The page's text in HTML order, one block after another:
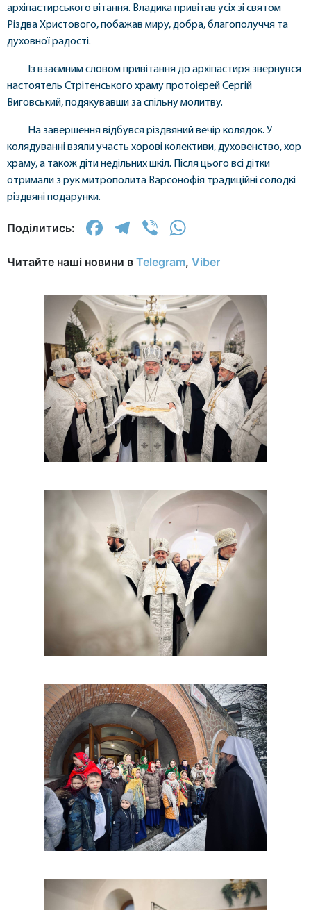
архіпастирського вітання. Владика привітав усіх зі святом
Різдва Христового, побажав миру, добра, благополуччя та
духовної радості.
Із взаємним словом привітання до архіпастиря звернувся
настоятель Стрітенського храму протоієрей Сергій
Виговський, подякувавши за спільну молитву.
На завершення відбувся різдвяний вечір колядок. У
колядуванні взяли участь хорові колективи, духовенство, хор
храму, а також діти недільних шкіл. Після цього всі дітки
отримали з рук митрополита Варсонофія традиційні солодкі
різдвяні подарунки.
Поділитись: Facebook
Telegram
Viber
Читайте наші новини в Telegram, Viber